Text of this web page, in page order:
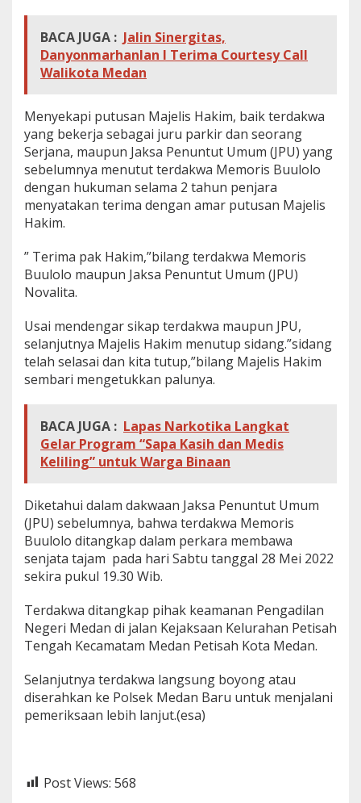
BACA JUGA : Jalin Sinergitas,
Danyonmarhanlan l Terima Courtesy Call
Walikota Medan
Menyekapi putusan Majelis Hakim, baik terdakwa
yang bekerja sebagai juru parkir dan seorang
Serjana, maupun Jaksa Penuntut Umum (JPU) yang
sebelumnya menutut terdakwa Memoris Buulolo
dengan hukuman selama 2 tahun penjara
menyatakan terima dengan amar putusan Majelis
Hakim.
” Terima pak Hakim,”bilang terdakwa Memoris
Buulolo maupun Jaksa Penuntut Umum (JPU)
Novalita.
Usai mendengar sikap terdakwa maupun JPU,
selanjutnya Majelis Hakim menutup sidang.”sidang
telah selasai dan kita tutup,”bilang Majelis Hakim
sembari mengetukkan palunya.
BACA JUGA : Lapas Narkotika Langkat
Gelar Program “Sapa Kasih dan Medis
Keliling” untuk Warga Binaan
Diketahui dalam dakwaan Jaksa Penuntut Umum
(JPU) sebelumnya, bahwa terdakwa Memoris
Buulolo ditangkap dalam perkara membawa
senjata tajam pada hari Sabtu tanggal 28 Mei 2022
sekira pukul 19.30 Wib.
Terdakwa ditangkap pihak keamanan Pengadilan
Negeri Medan di jalan Kejaksaan Kelurahan Petisah
Tengah Kecamatam Medan Petisah Kota Medan.
Selanjutnya terdakwa langsung boyong atau
diserahkan ke Polsek Medan Baru untuk menjalani
pemeriksaan lebih lanjut.(esa)
Post Views: 568